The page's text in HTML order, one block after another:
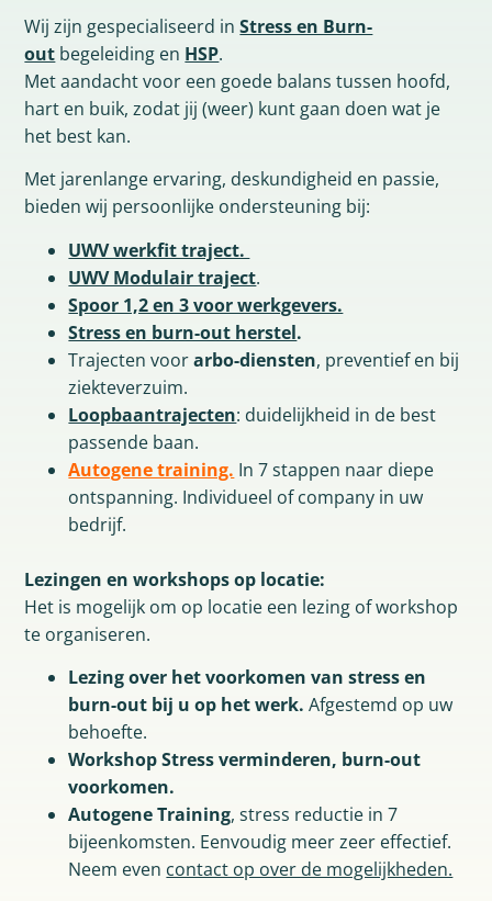
Wij zijn gespecialiseerd inStress en Burn-
out begeleiding en HSP.
Met aandacht voor een goede balans tussen hoofd,
hart en buik, zodat jij (weer) kunt gaan doen wat je
het best kan.
Met jarenlange ervaring, deskundigheid en passie,
bieden wij persoonlijke ondersteuning bij:
UWV werkfit traject.
UWV Modulair traject.
Spoor 1,2 en 3 voor werkgevers.
Stress en burn-out herstel.
Trajecten voorarbo-diensten, preventief en bij
ziekteverzuim.
Loopbaantrajecten: duidelijkheid in de best
passende baan.
Autogene training. In 7 stappen naar diepe
ontspanning. Individueel of company in uw
bedrijf.
Lezingen en workshops op locatie:
Het is mogelijk om op locatie een lezing of workshop
te organiseren.
Lezing over het voorkomen van stress en
burn-out bij u op het werk.Afgestemd op uw
behoefte.
Workshop Stress verminderen, burn-out
voorkomen.
Autogene Training, stress reductie in 7
bijeenkomsten. Eenvoudig meer zeer effectief.
Neem even contact op over de mogelijkheden.